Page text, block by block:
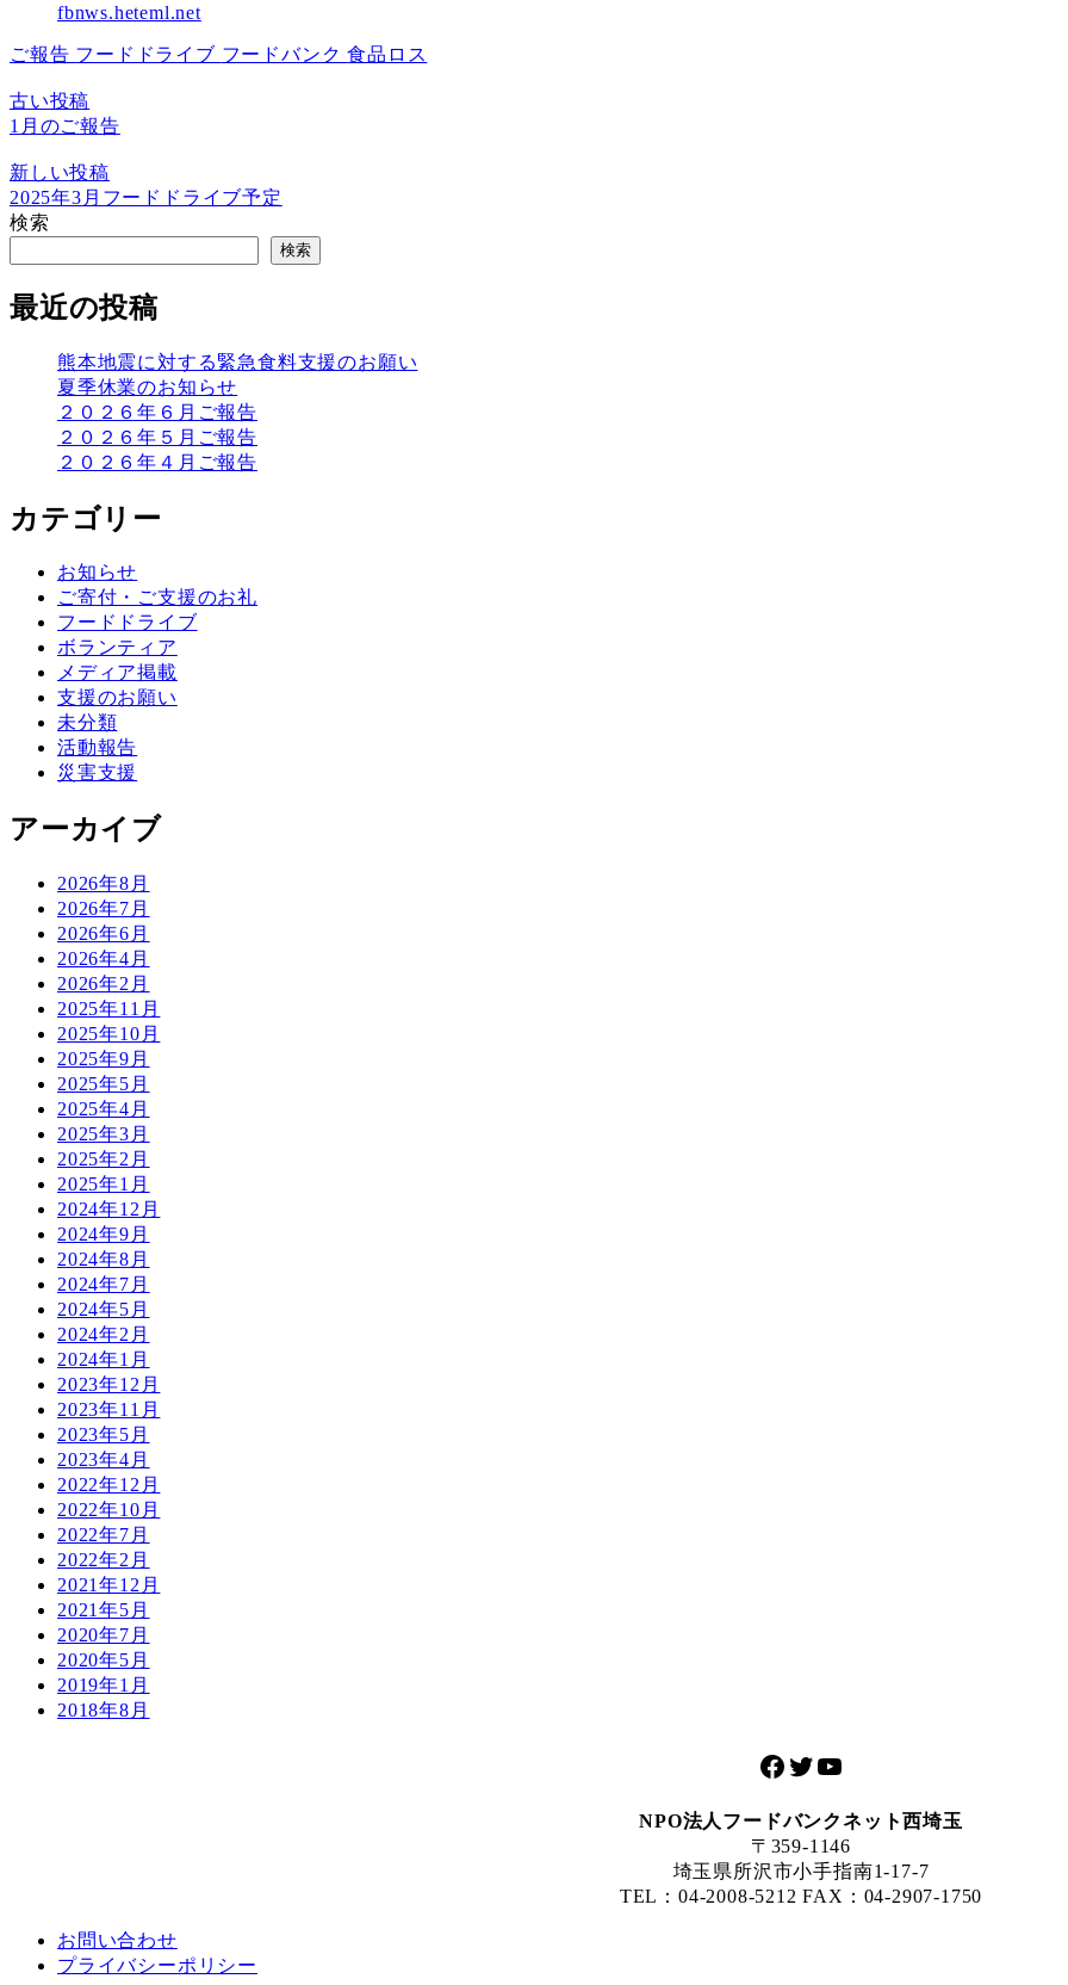
fbnws.heteml.net
ご報告 フードドライブ フードバンク食品ロス
古い投稿
1月のご報告
新しい投稿
2025年3月フードドライブ予定
検索
検索
最近の投稿
熊本地震に対する緊急食料支援のお願い
夏季休業のお知らせ
２０２６年６月ご報告
２０２６年５月ご報告
２０２６年４月ご報告
カテゴリー
お知らせ
ご寄付・ご支援のお礼
フードドライブ
ボランティア
メディア掲載
支援のお願い
未分類
活動報告
災害支援
アーカイブ
2026年8月
2026年7月
2026年6月
2026年4月
2026年2月
2025年11月
2025年10月
2025年9月
2025年5月
2025年4月
2025年3月
2025年2月
2025年1月
2024年12月
2024年9月
2024年8月
2024年7月
2024年5月
2024年2月
2024年1月
2023年12月
2023年11月
2023年5月
2023年4月
2022年12月
2022年10月
2022年7月
2022年2月
2021年12月
2021年5月
2020年7月
2020年5月
2019年1月
2018年8月
Facebook
Twitter
YouTube
NPO法人フードバンクネット西埼玉
〒359-1146
埼玉県所沢市小手指南1-17-7
TEL：04-2008-5212 FAX：04-2907-1750
お問い合わせ
プライバシーポリシー